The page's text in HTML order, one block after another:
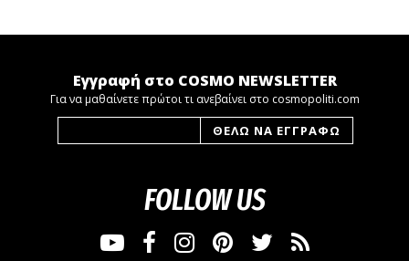
Εγγραφή στο COSMO NEWSLETTER
Για να μαθαίνετε πρώτοι τι ανεβαίνει στο cosmopoliti.com
FOLLOW US